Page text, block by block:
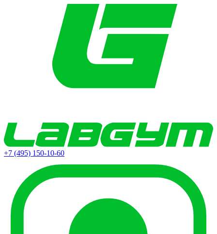
+7 (495) 150-10-60